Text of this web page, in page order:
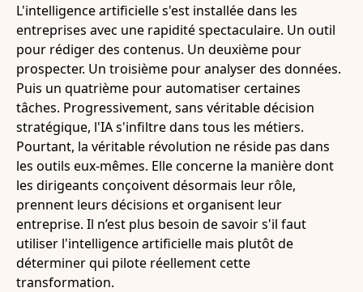
L'intelligence artificielle s'est installée dans les
entreprises avec une rapidité spectaculaire. Un outil
pour rédiger des contenus. Un deuxième pour
prospecter. Un troisième pour analyser des données.
Puis un quatrième pour automatiser certaines
tâches. Progressivement, sans véritable décision
stratégique, l'IA s'infiltre dans tous les métiers.
Pourtant, la véritable révolution ne réside pas dans
les outils eux-mêmes. Elle concerne la manière dont
les dirigeants conçoivent désormais leur rôle,
prennent leurs décisions et organisent leur
entreprise. Il n’est plus besoin de savoir s'il faut
utiliser l'intelligence artificielle mais plutôt de
déterminer qui pilote réellement cette
transformation.